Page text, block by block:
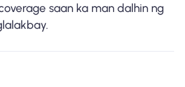
saan ka man dalhin ng